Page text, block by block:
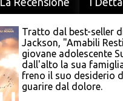
Tratto dal best-seller
Jackson, "Amabili
giovane adolescente
dall'alto la sua
freno il suo desiderio
guarire dal dolore.